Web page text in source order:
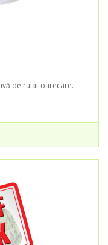
de rulat oarecare.